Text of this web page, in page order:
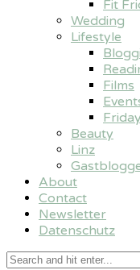
Fit
Wedding
Lifestyle
Films
Beauty
Linz
About
Contact
Newsletter
Datenschutz